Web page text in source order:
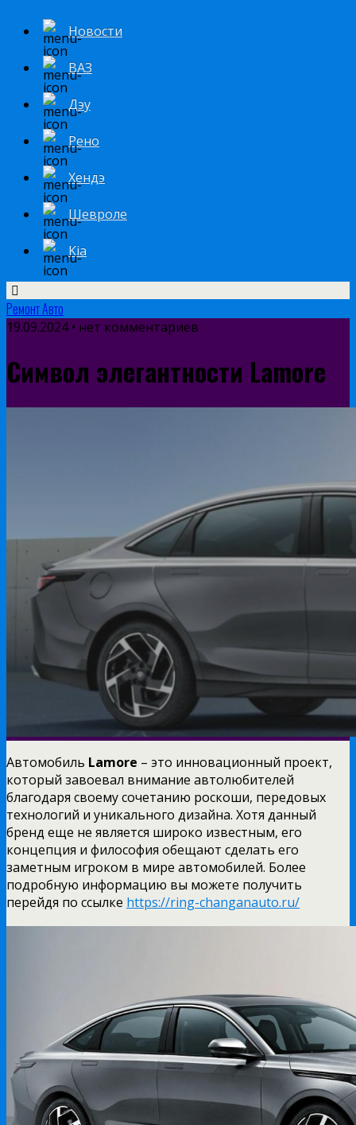
Новости
ВАЗ
Дэу
Рено
Хендэ
Шевроле
Kia
Ремонт Авто
19.09.2024 • нет комментариев
Символ элегантности Lamore
Автомобиль Lamore – это инновационный проект,
который завоевал внимание автолюбителей
благодаря своему сочетанию роскоши, передовых
технологий и уникального дизайна. Хотя данный
бренд еще не является широко известным, его
концепция и философия обещают сделать его
заметным игроком в мире автомобилей. Более
подробную информацию вы можете получить
перейдя по ссылке https://ring-changanauto.ru/